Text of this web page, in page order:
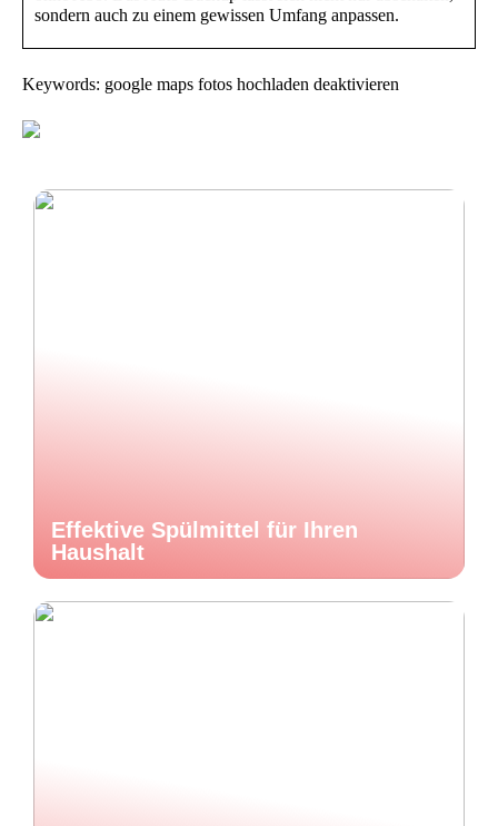
sondern auch zu einem gewissen Umfang anpassen.
Keywords: google maps fotos hochladen deaktivieren
Effektive Spülmittel für Ihren
Haushalt